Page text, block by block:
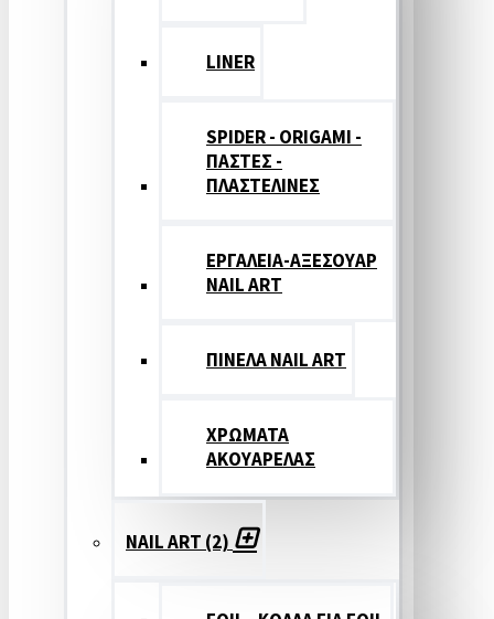
LINER
SPIDER - ORIGAMI -
ΠΑΣΤΕΣ -
ΠΛΑΣΤΕΛΙΝΕΣ
ΕΡΓΑΛΕΙΑ-ΑΞΕΣΟΥΑΡ
NAIL ART
ΠΙΝΕΛΑ NAIL ART
ΧΡΩΜΑΤΑ
ΑΚΟΥΑΡΕΛΑΣ
NAIL ART (2)